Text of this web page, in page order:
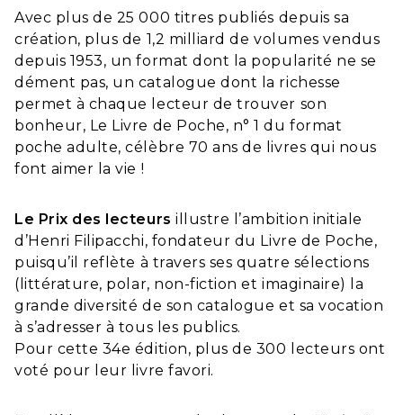
Avec plus de 25 000 titres publiés depuis sa
création, plus de 1,2 milliard de volumes vendus
depuis 1953, un format dont la popularité ne se
dément pas, un catalogue dont la richesse
permet à chaque lecteur de trouver son
bonheur, Le Livre de Poche, n° 1 du format
poche adulte, célèbre 70 ans de livres qui nous
font aimer la vie !
Le Prix des lecteurs illustre l’ambition initiale
d’Henri Filipacchi, fondateur du Livre de Poche,
puisqu’il reflète à travers ses quatre sélections
(littérature, polar, non-fiction et imaginaire) la
grande diversité de son catalogue et sa vocation
à s’adresser à tous les publics.
Pour cette 34e édition, plus de 300 lecteurs ont
voté pour leur livre favori.